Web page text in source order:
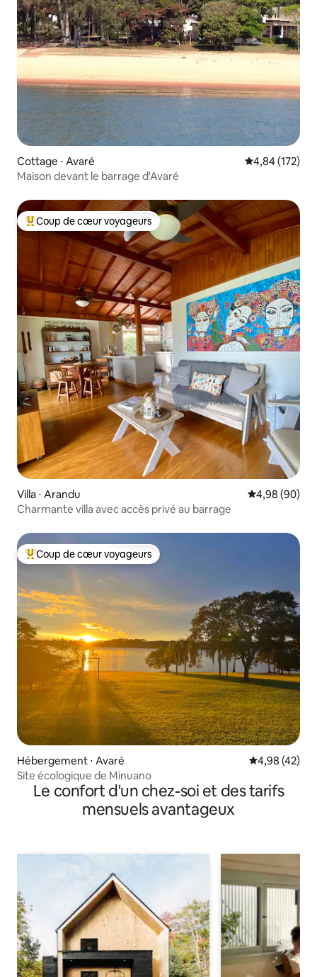
Cottage ⋅ Avaré Évaluation
4,84 (172)
Maison devant le barrage d'Avaré
Coups de cœur voyageurs les plus appréciés
Coup de cœur voyageurs
Villa ⋅ Arandu Évaluation
4,98 (90)
Charmante villa avec accès privé au barrage
Coups de cœur voyageurs les plus appréciés
Coup de cœur voyageurs
Hébergement ⋅ Avaré Évaluation
4,98 (42)
Site écologique de Minuano
Le confort d'un chez-soi et des tarifs
mensuels avantageux